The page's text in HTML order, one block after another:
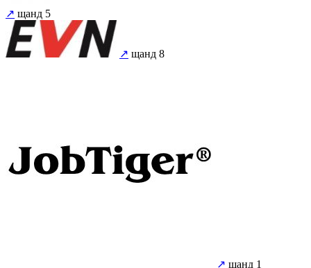
↗ щанд 5
↗ щанд 8
↗ щанд 1